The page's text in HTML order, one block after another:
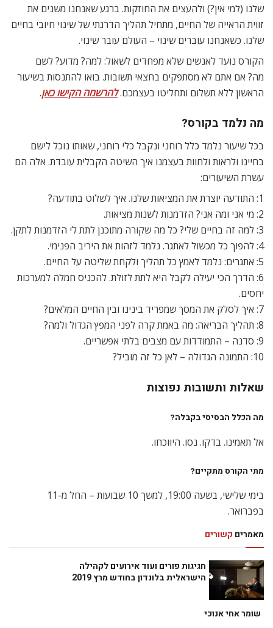
שלנו (למי אין?) ולהעצים את החוזקות. ברגע שאנחנו משנים את
זווית הראייה של החיים, מתחיל תהליך הדרגתי של שינוי חיובי בחיים
שלנו. כשאנחנו עוברים שינוי – העולם עובר שינוי.
הקורס נועד לאנשים שלא מפחדים לשאול: למה? מדוע? לשם
מה? אם אתם לא מסתפקים בחצאי תשובות. בואו להתנסות בשיעור
הראשון ללא תשלום ותחליטו בעצמכם.להרשמה הקישו כאן.
מה נלמד בקורס?
בכל שיעור נלמד כלל רוחני ונקבל כלי רוחני, שאותו נוכל לישם
בחיינו ולראות ולחוות בעצמנו איך השיטה הקבלית עובדת. אלה הם
עשרת השיעורים:
1: התודעה יוצרת את המציאות שלנו. איך לשלוט בתודעה?
2: מי אני ומה אני? הזדמנות לשנות מציאות.
3: למה זה בחיים שלי? כל מה שקורה מתוכנן לתת לי הזדמנות לתקן.
4: להפוך כל מכשול לאתגר. נלמד לזהות את היריב הפנימי.
5: אתגרים: נלמד לאמץ כל תהליך ולקחת שליטה על החיים.
6: הדרך הכי יעילה לקבל היא לתת לזולת. להכניס חמלה למערכות
יחסים.
7: איך לסלק את המסך שמפריד בינינו ובין החיים המלאים?
8: תהליך הבריאה: מה באמת קרה לפני המפץ הגדול ולמה?
9: סדנה – התמודדות עם מצבים בלתי אפשריים.
10: התמונה הגדולה – לאן כל זה מוביל?
שאלות ותשובות נפוצות
מה הכלל הבסיסי בקבלה?
אל תאמינו. בדקו. נסו. היווכחו.
מתי הקורס מתקיים?
בימי שלישי, בשעה 19:00, למשך 10 שבועות – החל מ-11
בפברואר.
מאמרים קשורים
חגיגות פורים ועוד אירועים לקהילה
הישראלית בלונדון בחודש מרץ 2019
שומר אחי אנוכי